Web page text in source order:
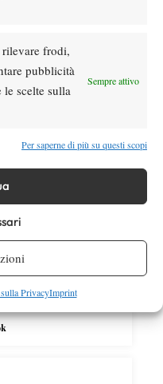
rilevare frodi,
pubblicità
scelte sulla
Sempre attivo
Per saperne di più su questi scopi
PrivacyImprint
nel tabellone
di Alcaraz: “Non
forse non lo vedremo